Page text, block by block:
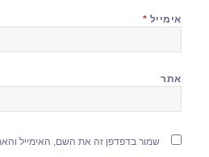
אימייל *
אתר
שמור בדפדפן זה את השם, האימייל